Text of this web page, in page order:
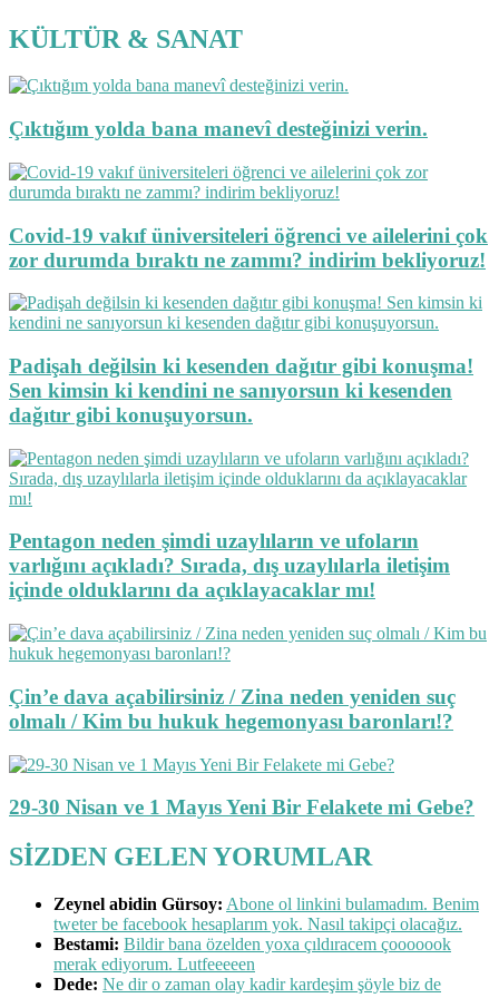
KÜLTÜR & SANAT
Çıktığım yolda bana manevî desteğinizi verin.
Covid-19 vakıf üniversiteleri öğrenci ve ailelerini çok
zor durumda bıraktı ne zammı? indirim bekliyoruz!
Padişah değilsin ki kesenden dağıtır gibi konuşma!
Sen kimsin ki kendini ne sanıyorsun ki kesenden
dağıtır gibi konuşuyorsun.
Pentagon neden şimdi uzaylıların ve ufoların
varlığını açıkladı? Sırada, dış uzaylılarla iletişim
içinde olduklarını da açıklayacaklar mı!
Çin’e dava açabilirsiniz / Zina neden yeniden suç
olmalı / Kim bu hukuk hegemonyası baronları!?
29-30 Nisan ve 1 Mayıs Yeni Bir Felakete mi Gebe?
SİZDEN GELEN YORUMLAR
Zeynel abidin Gürsoy: Abone ol linkini bulamadım. Benim
tweter be facebook hesaplarım yok. Nasıl takipçi olacağız.
Bestami: Bildir bana özelden yoxa çıldıracem çooooook
merak ediyorum. Lutfeeeeen
Dede: Ne dir o zaman olay kadir kardeşim şöyle biz de